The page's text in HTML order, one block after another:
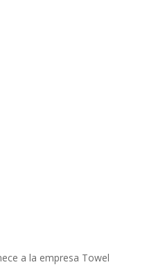
a la empresa Towel